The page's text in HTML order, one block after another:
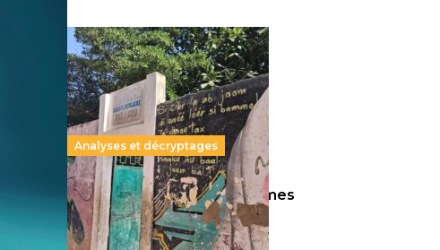
Analyses et décryptages
258 millions d’enfants victimes
de la guerre, des chocs
climatiques et des